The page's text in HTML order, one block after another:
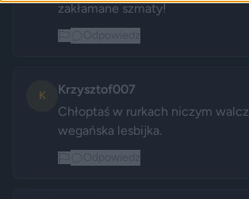
zakłamane szmaty!
K Krzysztof007
Chłoptaś w rurkach niczym
wegańska lesbijka.